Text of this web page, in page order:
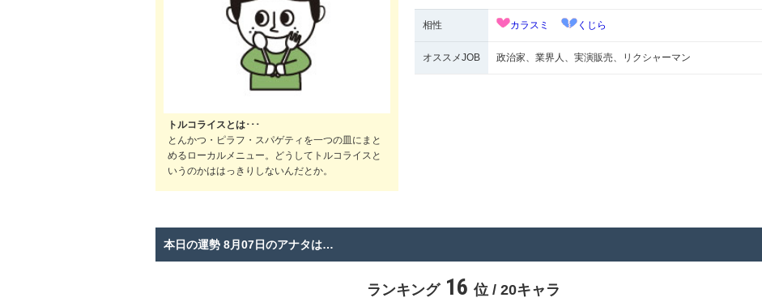
トルコライスとは･･･
とんかつ・ピラフ・スパゲティを一つの皿にまと
めるローカルメニュー。どうしてトルコライスと
いうのかははっきりしないんだとか。
相性 カラスミ くじら
オススメJOB 政治家、業界人、実演販売、リクシャーマン
本日の運勢 8月07日のアナタは…
ランキング 16 位 / 20キャラ